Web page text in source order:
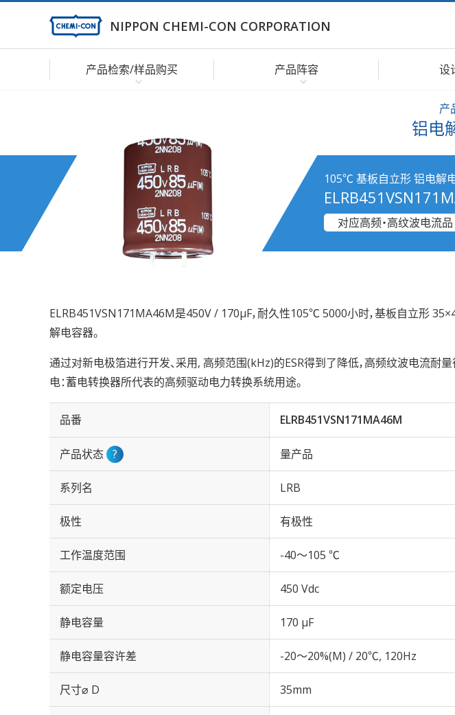
NIPPON CHEMI-CON CORPORATION
产品检索/样品购买 产品阵容 设
产
铝电
105℃ 基板自立形 铝电解
对应高频・高纹波电流品
ELRB451VSN171MA46M是450V / 170µF，耐久性105℃ 5000小时，基板自立形
解电容器。
通过对新电极箔进行开发、采用, 高频范围(kHz)的ESR得到了降低，高频纹波电流耐
电：蓄电转换器所代表的高频驱动电力转换系统用途。
品番 ELRB451VSN171MA46M
产品状态 ? 量产品
系列名 LRB
极性 有极性
工作温度范围 -40～105 ℃
额定电压 450 Vdc
静电容量 170 µF
静电容量容许差 -20～20%(M) / 20℃, 120Hz
尺寸⌀ D 35mm